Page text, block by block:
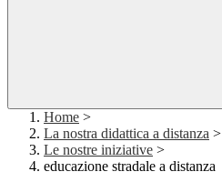
Home >
La nostra didattica a distanza >
Le nostre iniziative >
educazione stradale a distanza